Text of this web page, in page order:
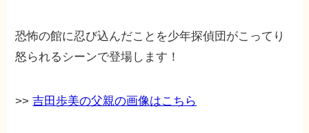
恐怖の館に忍び込んだことを少年探偵団がこってり
怒られるシーンで登場します！
>>吉田歩美の父親の画像はこちら